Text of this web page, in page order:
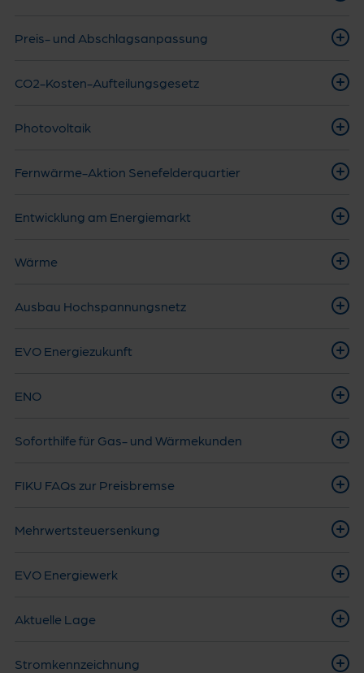
Preis- und Abschlagsanpassung
CO2-Kosten-Aufteilungsgesetz
Photovoltaik
Fernwärme-Aktion Senefelderquartier
Entwicklung am Energiemarkt
Wärme
Ausbau Hochspannungsnetz
EVO Energiezukunft
ENO
Soforthilfe für Gas- und Wärmekunden
FIKU FAQs zur Preisbremse
Mehrwertsteuersenkung
EVO Energiewerk
Aktuelle Lage
Stromkennzeichnung